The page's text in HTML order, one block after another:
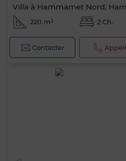
Villa à Hammamet Nord,
220 m² 2 Ch.
Contacter